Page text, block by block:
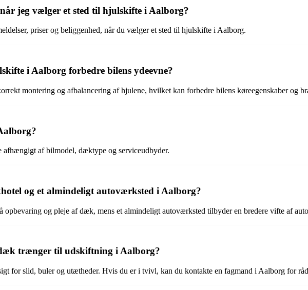
jeg vælger et sted til hjulskifte i Aalborg?
priser og beliggenhed, når du vælger et sted til hjulskifte i Aalborg.
i Aalborg forbedre bilens ydeevne?
montering og afbalancering af hjulene, hvilket kan forbedre bilens køreegenskaber og
af bilmodel, dæktype og serviceudbyder.
og et almindeligt autoværksted i Aalborg?
og pleje af dæk, mens et almindeligt autoværksted tilbyder en bredere vifte af
trænger til udskiftning i Aalborg?
for slid, buler og utætheder. Hvis du er i tvivl, kan du kontakte en fagmand i Aalborg for